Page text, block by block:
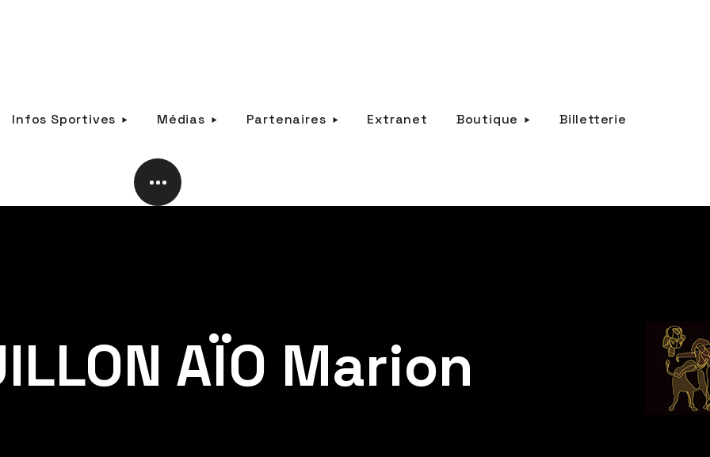
Infos Sportives Médias Partenaires Extranet Boutique Billetterie
AÏO Marion